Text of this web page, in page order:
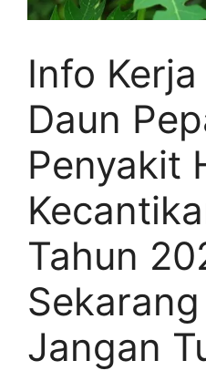
Info
Daun
Penyakit
Tahun
Jangan